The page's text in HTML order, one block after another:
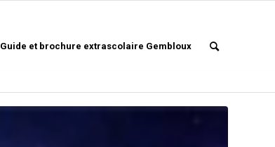
Guide et brochure extrascolaire Gembloux